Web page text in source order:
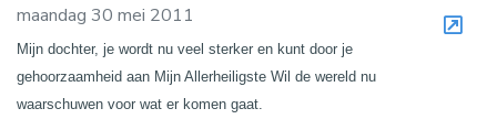
maandag 30 mei 2011
Mijn dochter, je wordt nu veel sterker en kunt door je
gehoorzaamheid aan Mijn Allerheiligste Wil de wereld nu
waarschuwen voor wat er komen gaat.